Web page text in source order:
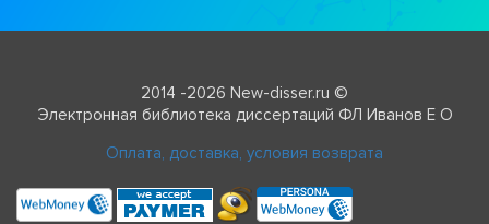
2014 -2026 New-disser.ru ©
Электронная библиотека диссертаций ФЛ Иванов Е О
Оплата, доставка, условия возврата